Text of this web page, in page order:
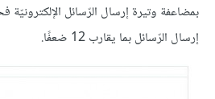
بمضاعفة وتيرة إرسال الرّسائل
إرسال الرّسائل بما يقارب 12 ضعفًا.